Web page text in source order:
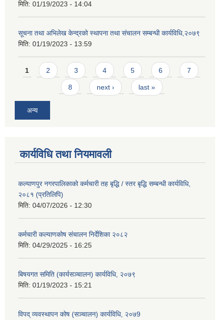
मिति: 01/19/2023 - 14:04
सूचना तथा अभिलेख केन्द्रको स्थापना तथा संचालन सम्बन्धी कार्यविधि,२०७९
मिति: 01/19/2023 - 13:59
Pages
1 2 3 4 5 6 7
8 next › last »
अन्य
कार्यविधि तथा नियमावली
कल्याणपुर नगरपालिकाको कर्मचारी तह बृद्धि / स्तर बृद्धि सम्बन्धी कार्यविधि,
२०८१ (प्रतिलिपि)
मिति: 04/07/2026 - 12:30
कर्मचारी कल्याणकोष संचालन निर्देशिका २०८२
मिति: 04/29/2025 - 16:25
बिषयगत समिति (कार्यसञ्चालन) कार्यविधि, २०७९
मिति: 01/19/2023 - 15:21
विपद् व्यवस्थापन कोष (सञ्चालन) कार्यविधि, २०७9